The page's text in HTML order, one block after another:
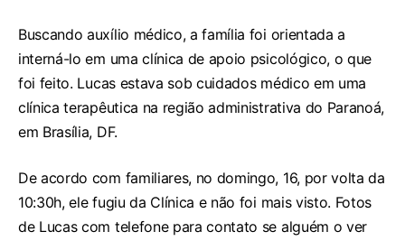
Buscando auxílio médico, a família foi orientada a
interná-lo em uma clínica de apoio psicológico, o que
foi feito. Lucas estava sob cuidados médico em uma
clínica terapêutica na região administrativa do Paranoá,
em Brasília, DF.
De acordo com familiares, no domingo, 16, por volta da
10:30h, ele fugiu da Clínica e não foi mais visto. Fotos
de Lucas com telefone para contato se alguém o ver